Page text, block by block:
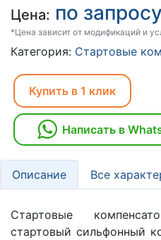
Цена: по
*Цена зависит от модификаций и
Категория: Стартовые
Купить в 1 клик
Написать в
Описание Все
Стартовые
стартовый сильфонный